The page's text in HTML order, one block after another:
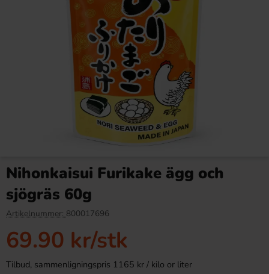
Köp
Ny!
Zero Sugar 200ml
28.90 kr
Nihonkaisui Furikake ägg och
sjögräs 60g
Artikelnummer: 800017696
69.90 kr/stk
Tilbud, sammenligningspris 1165 kr / kilo or liter